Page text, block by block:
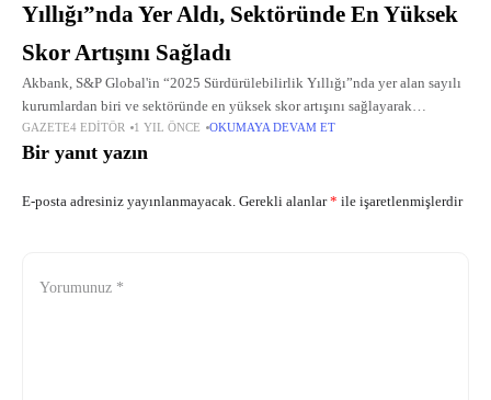
Yıllığı”nda Yer Aldı, Sektöründe En Yüksek
Skor Artışını Sağladı
Akbank, S&P Global'in “2025 Sürdürülebilirlik Yıllığı”nda yer alan sayılı
kurumlardan biri ve sektöründe en yüksek skor artışını sağlayarak
“Industry Mover” unvanını kazanan tek Türk bankası oldu.
GAZETE4 EDITÖR 1 YIL ÖNCE OKUMAYA DEVAM ET
Bir yanıt yazın
E-posta adresiniz yayınlanmayacak. Gerekli alanlar* ile işaretlenmişlerdir